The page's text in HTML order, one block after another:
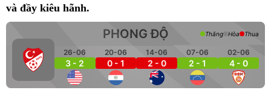
và đầy kiêu hãnh.
PHONG ĐỘ
26-06
3 - 2
20-06
0 - 1
14-06
2 - 0
07-06
2 - 1
02-06
4 - 0
Thắng Hòa Thua